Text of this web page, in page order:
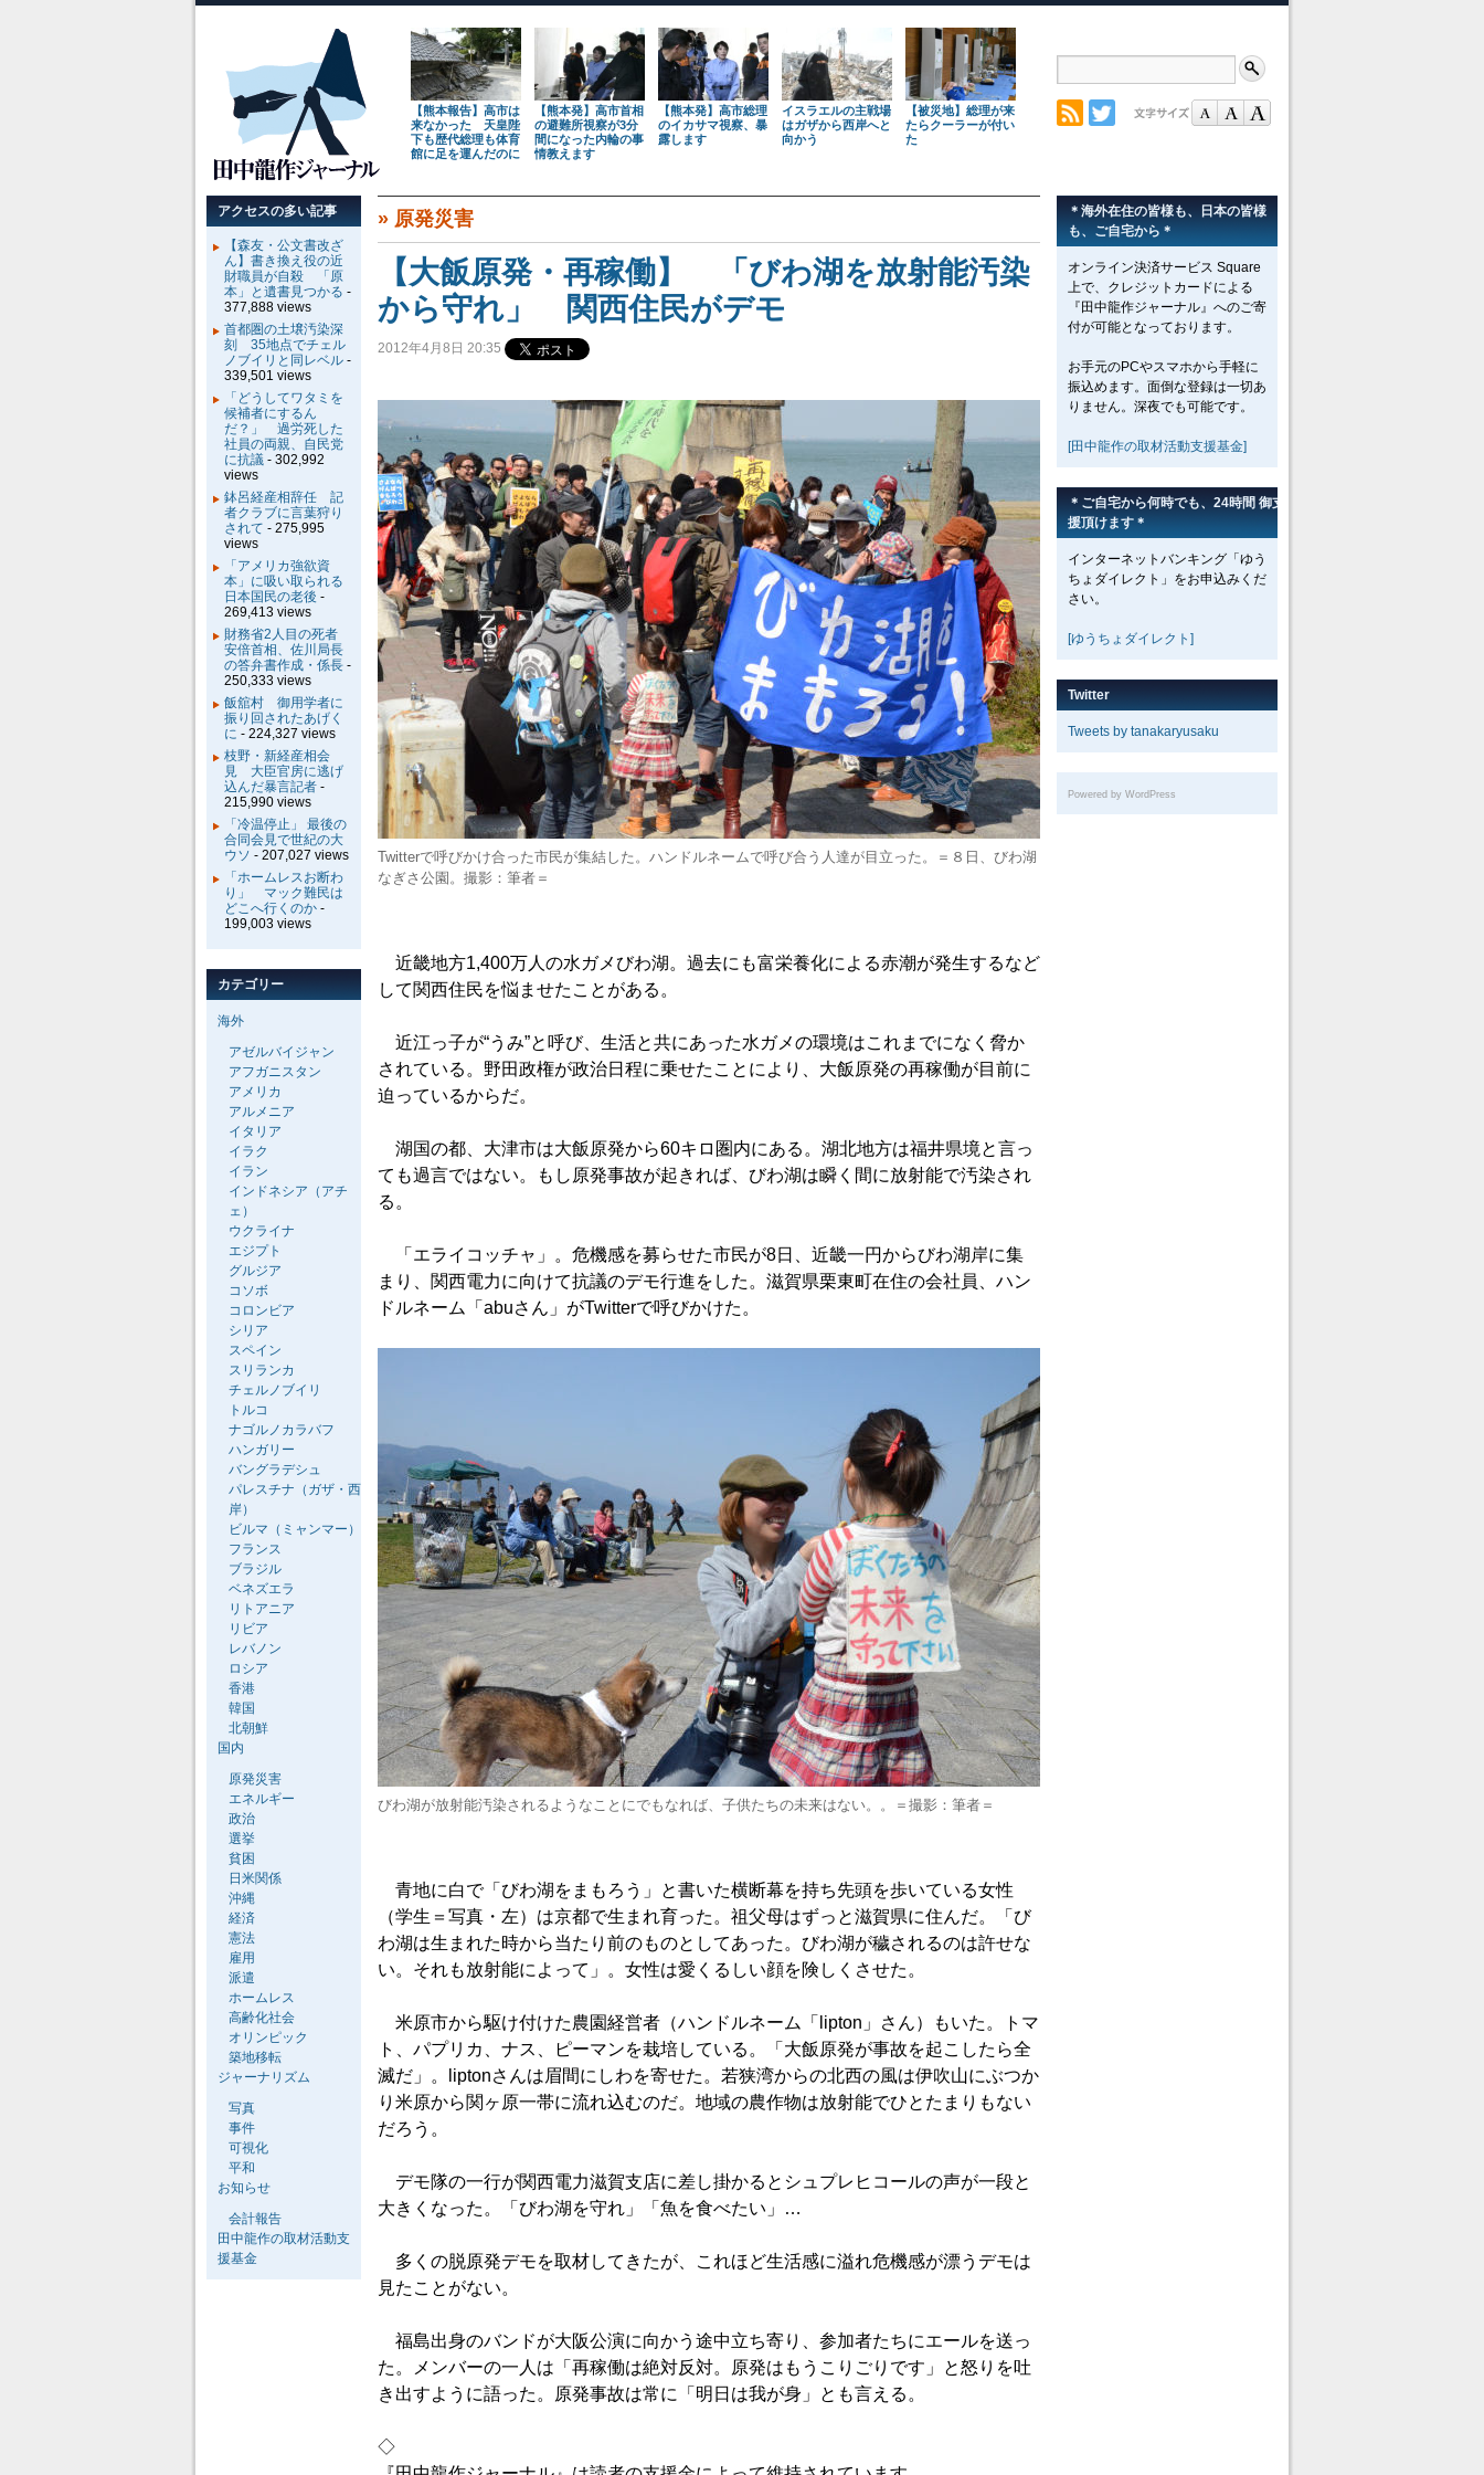
【熊本報告】高市は
来なかった 天皇陛
下も歴代総理も体育
館に足を運んだのに
【熊本発】高市首相
の避難所視察が3分
間になった内輪の事
情教えます
【熊本発】高市総理
のイカサマ視察、暴
露します
イスラエルの主戦場
はガザから西岸へと
向かう
【被災地】総理が来
たらクーラーが付い
た
» 原発災害
【大飯原発・再稼働】 「びわ湖を放射能汚染
から守れ」 関西住民がデモ
2012年4月8日 20:35
Twitterで呼びかけ合った市民が集結した。ハンドルネームで呼び合う人達が目立った。＝８日、びわ湖
なぎさ公園。撮影：筆者＝
近畿地方1,400万人の水ガメびわ湖。過去にも富栄養化による赤潮が発生するなど
して関西住民を悩ませたことがある。
近江っ子が“うみ”と呼び、生活と共にあった水ガメの環境はこれまでになく脅か
されている。野田政権が政治日程に乗せたことにより、大飯原発の再稼働が目前に
迫っているからだ。
湖国の都、大津市は大飯原発から60キロ圏内にある。湖北地方は福井県境と言っ
ても過言ではない。もし原発事故が起きれば、びわ湖は瞬く間に放射能で汚染され
る。
「エライコッチャ」。危機感を募らせた市民が8日、近畿一円からびわ湖岸に集
まり、関西電力に向けて抗議のデモ行進をした。滋賀県栗東町在住の会社員、ハン
ドルネーム「abuさん」がTwitterで呼びかけた。
びわ湖が放射能汚染されるようなことにでもなれば、子供たちの未来はない。。＝撮影：筆者＝
青地に白で「びわ湖をまもろう」と書いた横断幕を持ち先頭を歩いている女性
（学生＝写真・左）は京都で生まれ育った。祖父母はずっと滋賀県に住んだ。「び
わ湖は生まれた時から当たり前のものとしてあった。びわ湖が穢されるのは許せな
い。それも放射能によって」。女性は愛くるしい顔を険しくさせた。
米原市から駆け付けた農園経営者（ハンドルネーム「lipton」さん）もいた。トマ
ト、パプリカ、ナス、ピーマンを栽培している。「大飯原発が事故を起こしたら全
滅だ」。liptonさんは眉間にしわを寄せた。若狭湾からの北西の風は伊吹山にぶつか
り米原から関ヶ原一帯に流れ込むのだ。地域の農作物は放射能でひとたまりもない
だろう。
デモ隊の一行が関西電力滋賀支店に差し掛かるとシュプレヒコールの声が一段と
大きくなった。「びわ湖を守れ」「魚を食べたい」…
多くの脱原発デモを取材してきたが、これほど生活感に溢れ危機感が漂うデモは
見たことがない。
福島出身のバンドが大阪公演に向かう途中立ち寄り、参加者たちにエールを送っ
た。メンバーの一人は「再稼働は絶対反対。原発はもうこりごりです」と怒りを吐
き出すように語った。原発事故は常に「明日は我が身」とも言える。
◇
＊海外在住の皆様も、日本の皆様
も、ご自宅から＊
オンライン決済サービス Square
上で、クレジットカードによる
『田中龍作ジャーナル』へのご寄
付が可能となっております。
お手元のPCやスマホから手軽に
振込めます。面倒な登録は一切あ
りません。深夜でも可能です。
[田中龍作の取材活動支援基金]
＊ご自宅から何時でも、24時間 御支
援頂けます＊
インターネットバンキング「ゆう
ちょダイレクト」をお申込みくだ
さい。
[ゆうちょダイレクト]
Twitter
Tweets by tanakaryusaku
Powered by WordPress
アクセスの多い記事
【森友・公文書改ざ
ん】書き換え役の近
財職員が自殺 「原
本」と遺書見つかる -
377,888 views
首都圏の土壌汚染深
刻 35地点でチェル
ノブイリと同レベル -
339,501 views
「どうしてワタミを
候補者にするん
だ？」 過労死した
社員の両親、自民党
に抗議 - 302,992
views
鉢呂経産相辞任 記
者クラブに言葉狩り
されて - 275,995
views
「アメリカ強欲資
本」に吸い取られる
日本国民の老後 -
269,413 views
財務省2人目の死者
安倍首相、佐川局長
の答弁書作成・係長 -
250,333 views
飯舘村 御用学者に
振り回されたあげく
に - 224,327 views
枝野・新経産相会
見 大臣官房に逃げ
込んだ暴言記者 -
215,990 views
「冷温停止」 最後の
合同会見で世紀の大
ウソ - 207,027 views
「ホームレスお断わ
り」 マック難民は
どこへ行くのか -
199,003 views
カテゴリー
海外
アゼルバイジャン
アフガニスタン
アメリカ
アルメニア
イタリア
イラク
イラン
インドネシア（アチ
ェ）
ウクライナ
エジプト
グルジア
コソボ
コロンビア
シリア
スペイン
スリランカ
チェルノブイリ
トルコ
ナゴルノカラバフ
ハンガリー
バングラデシュ
パレスチナ（ガザ・西
岸）
ビルマ（ミャンマー）
フランス
ブラジル
ベネズエラ
リトアニア
リビア
レバノン
ロシア
香港
韓国
北朝鮮
国内
原発災害
エネルギー
政治
選挙
貧困
日米関係
沖縄
経済
憲法
雇用
派遣
ホームレス
高齢化社会
オリンピック
築地移転
ジャーナリズム
写真
事件
可視化
平和
お知らせ
会計報告
田中龍作の取材活動支
援基金